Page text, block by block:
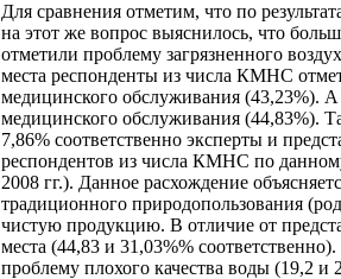
Для сравнения отметим, что по
на этот же вопрос выяснилось, что
отметили проблему загрязненного
места респонденты из числа КМНС
медицинского обслуживания (43,23%). А
медицинского обслуживания (44,83%).
7,86% соответственно эксперты и
респондентов из числа КМНС по
2008 гг.). Данное расхождение
традиционного природопользования
чистую продукцию. В отличие от
места (44,83 и 31,03%%
проблему плохого качества воды (19,2 и